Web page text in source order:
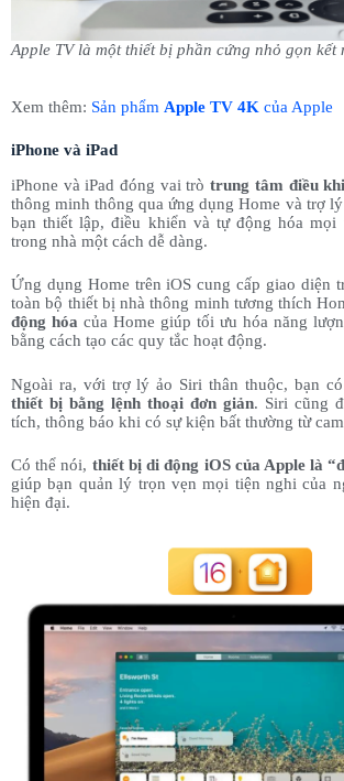
Apple TV là một thiết bị phần cứng nhỏ gọn kết
Xem thêm: Sản phẩm Apple TV 4K của Apple
iPhone và iPad
iPhone và iPad đóng vai tròtrung tâm điều
thông minh thông qua ứng dụng Home và trợ
bạn thiết lập, điều khiển và tự động hóa mọi
trong nhà một cách dễ dàng.
Ứng dụng Home trên iOS cung cấp giao diện
toàn bộ thiết bị nhà thông minh tương thích
động hóa của Home giúp tối ưu hóa năng
bằng cách tạo các quy tắc hoạt động.
Ngoài ra, với trợ lý ảo Siri thân thuộc, bạn
thiết bị bằng lệnh thoại đơn giản. Siri cũng
tích, thông báo khi có sự kiện bất thường từ
Có thể nói, thiết bị di động iOS của Apple là
giúp bạn quản lý trọn vẹn mọi tiện nghi của
hiện đại.